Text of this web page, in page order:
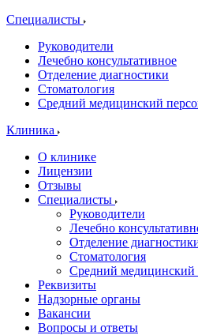
Специалисты
Руководители
Лечебно консультативное
Отделение диагностики
Стоматология
Средний медицинский
Клиника
О клинике
Лицензии
Отзывы
Специалисты
Руководители
Лечебно
Отделение
Стоматология
Средний медицинский
Реквизиты
Надзорные органы
Вакансии
Вопросы и ответы